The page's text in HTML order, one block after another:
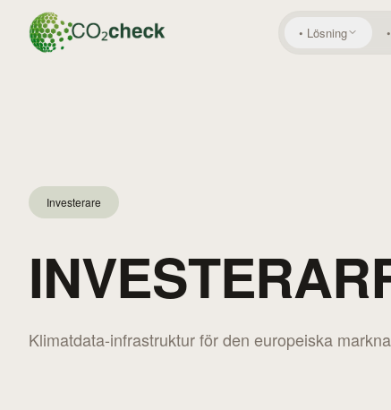
• Lösning •
Investerare
Klimatdata-infrastruktur för den europeiska